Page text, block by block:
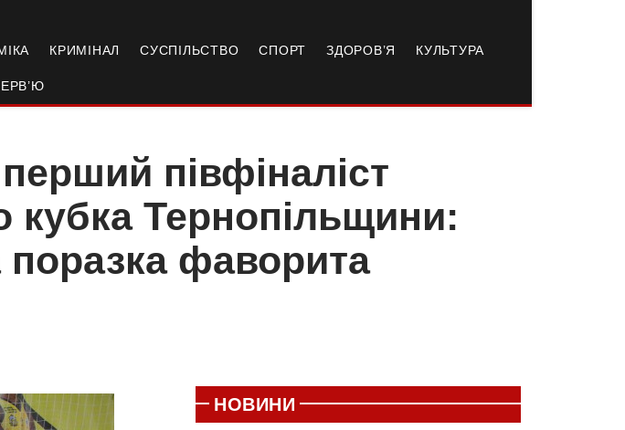
КРИМІНАЛ СУСПІЛЬСТВО СПОРТ ЗДОРОВ’Я КУЛЬТУРА
півфіналіст
кубка Тернопільщини:
поразка фаворита
НОВИНИ